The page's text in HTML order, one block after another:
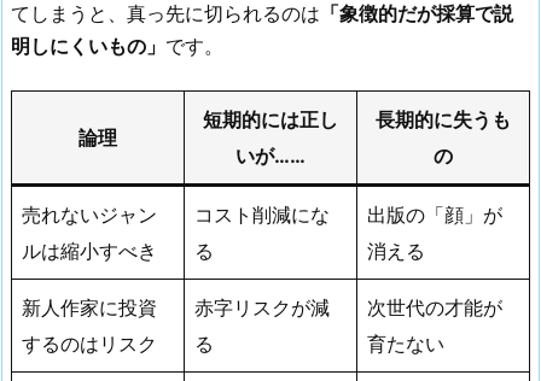
てしまうと、真っ先に切られるのは 「象徴的だが採算で説
明しにくいもの」 です。
論理
短期的には正し
いが……
長期的に失うも
の
売れないジャン
ルは縮小すべき
コスト削減にな
る
出版の「顔」が
消える
新人作家に投資
するのはリスク
赤字リスクが減
る
次世代の才能が
育たない